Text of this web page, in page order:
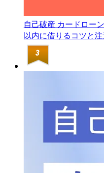
自己破産 カードロー
以内に借りるコツと